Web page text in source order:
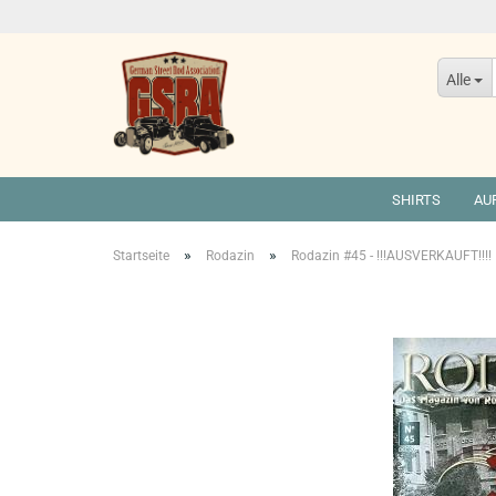
Alle
SHIRTS
Startseite » Rodazin » Rodazin #45 - !!!AUSVERKAUFT!!!!